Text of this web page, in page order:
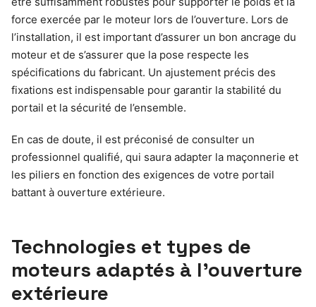
force exercée par le moteur lors de l’ouverture. Lors de
l’installation, il est important d’assurer un bon ancrage du
moteur et de s’assurer que la pose respecte les
spécifications du fabricant. Un ajustement précis des
fixations est indispensable pour garantir la stabilité du
portail et la sécurité de l’ensemble.
En cas de doute, il est préconisé de consulter un
professionnel qualifié, qui saura adapter la maçonnerie et
les piliers en fonction des exigences de votre portail
battant à ouverture extérieure.
Technologies et types de
moteurs adaptés à l’ouverture
extérieure